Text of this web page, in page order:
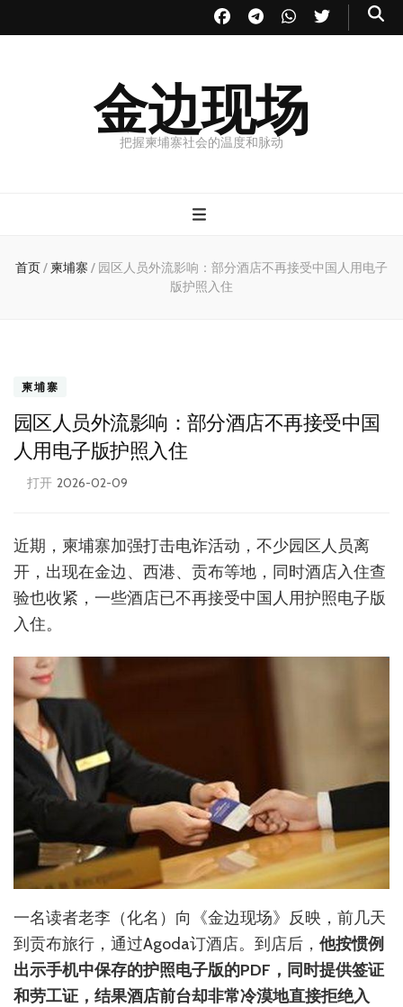
金边现场
把握柬埔寨社会的温度和脉动
首页/ 柬埔寨 / 园区人员外流影响：部分酒店不再接受中国人用电子
版护照入住
柬埔寨
园区人员外流影响：部分酒店不再接受中国
人用电子版护照入住
打开 2026-02-09
近期，柬埔寨加强打击电诈活动，不少园区人员离
开，出现在金边、西港、贡布等地，同时酒店入住查
验也收紧，一些酒店已不再接受中国人用护照电子版
入住。
一名读者老李（化名）向《金边现场》反映，前几天
到贡布旅行，通过Agoda订酒店。到店后， 他按惯例
出示手机中保存的护照电子版的PDF，同时提供签证
和劳工证，结果酒店前台却非常冷漠地直接拒绝入